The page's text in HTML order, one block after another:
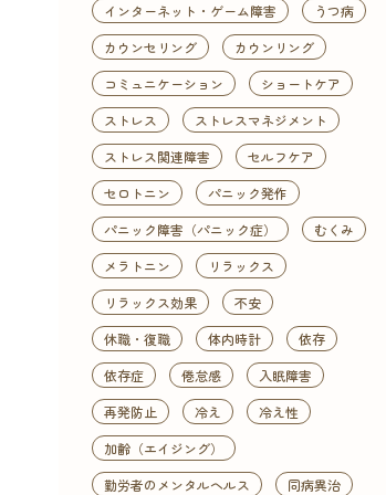
インターネット・ゲーム障害
うつ病
カウンセリング
カウンリング
コミュニケーション
ショートケア
ストレス
ストレスマネジメント
ストレス関連障害
セルフケア
セロトニン
パニック発作
パニック障害（パニック症）
むくみ
メラトニン
リラックス
リラックス効果
不安
休職・復職
体内時計
依存
依存症
倦怠感
入眠障害
再発防止
冷え
冷え性
加齢（エイジング）
勤労者のメンタルヘルス
同病異治